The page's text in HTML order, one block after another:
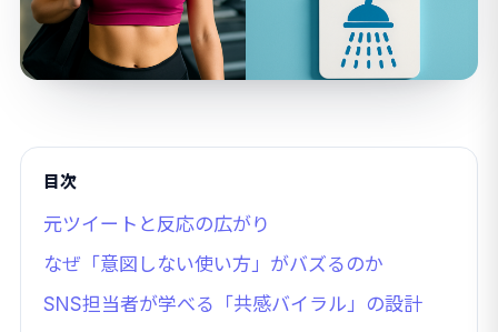
目次
元ツイートと反応の広がり
なぜ「意図しない使い方」がバズるのか
SNS担当者が学べる「共感バイラル」の設計